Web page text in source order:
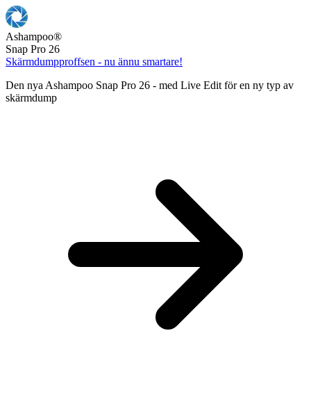
Ashampoo®
Snap Pro 26
Skärmdumpproffsen - nu ännu smartare!
Den nya Ashampoo Snap Pro 26 - med Live Edit för en ny typ av
skärmdump